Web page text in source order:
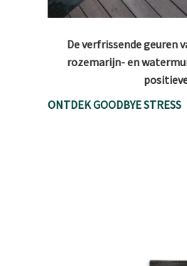
De verfrissende geuren
rozemarijn- en
ONTDEK GOODBYE STRESS